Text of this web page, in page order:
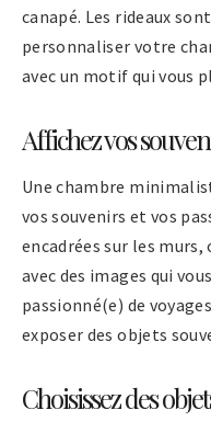
canapé. Les rideaux
personnaliser votre
avec un motif qui vous
Affichez vos
Une chambre
vos souvenirs et vos
encadrées sur les murs,
avec des images qui
passionné(e) de
exposer des objets
Choisissez des